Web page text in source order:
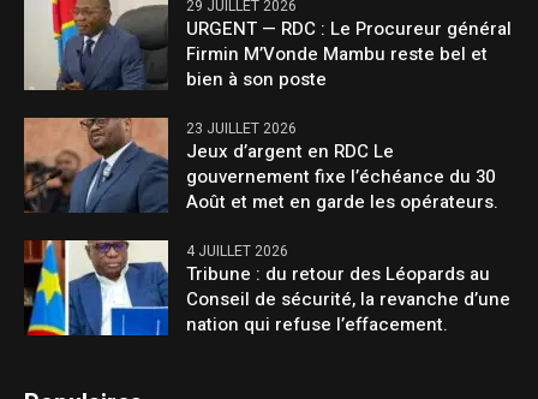
29 JUILLET 2026
URGENT — RDC : Le Procureur général
Firmin M’Vonde Mambu reste bel et
bien à son poste
23 JUILLET 2026
Jeux d’argent en RDC Le
gouvernement fixe l’échéance du 30
Août et met en garde les opérateurs.
4 JUILLET 2026
Tribune : du retour des Léopards au
Conseil de sécurité, la revanche d’une
nation qui refuse l’effacement.